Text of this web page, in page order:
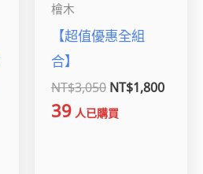
檜木
【超值優惠全組
合】
NT$3,050 NT$1,800
39 人已購買